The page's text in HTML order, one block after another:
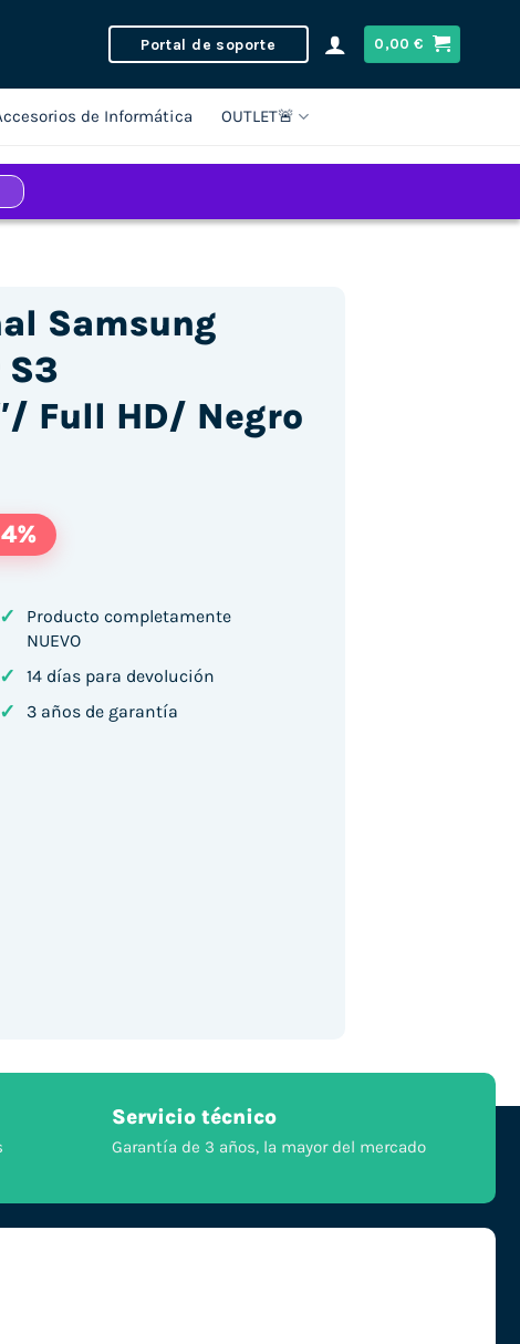
Portal de soporte 0,00€
de Informática OUTLET🚨
Samsung
Full HD/ Negro
Monitor S3 S27D304GAU/ 27"/ Full HD/
✓
Producto completamente
NUEVO
✓ 14 días para devolución
✓ 3 años de garantía
Servicio técnico
Garantía de 3 años, la mayor del mercado